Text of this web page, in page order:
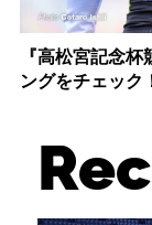
『高松宮記念
ングをチェック